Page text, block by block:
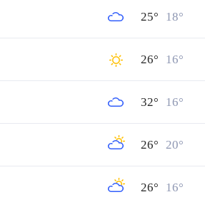
25° 18°
26° 16°
32° 16°
26° 20°
26° 16°